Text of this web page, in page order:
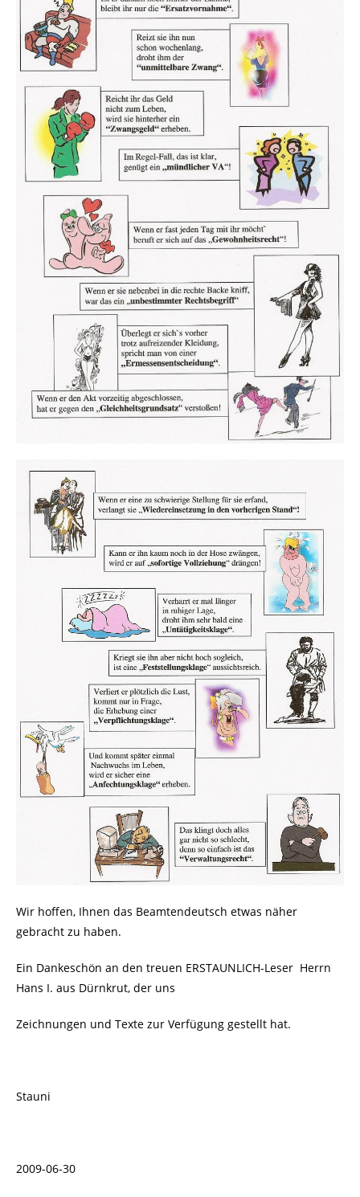
Wir hoffen, Ihnen das Beamtendeutsch etwas näher
gebracht zu haben.
Ein Dankeschön an den treuen ERSTAUNLICH-Leser Herrn
Hans I. aus Dürnkrut, der uns
Zeichnungen und Texte zur Verfügung gestellt hat.
Stauni
2009-06-30